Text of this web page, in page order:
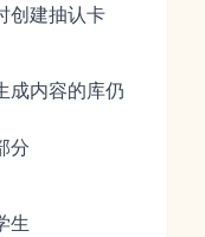
创建抽认卡
成内容的库仍
分
生